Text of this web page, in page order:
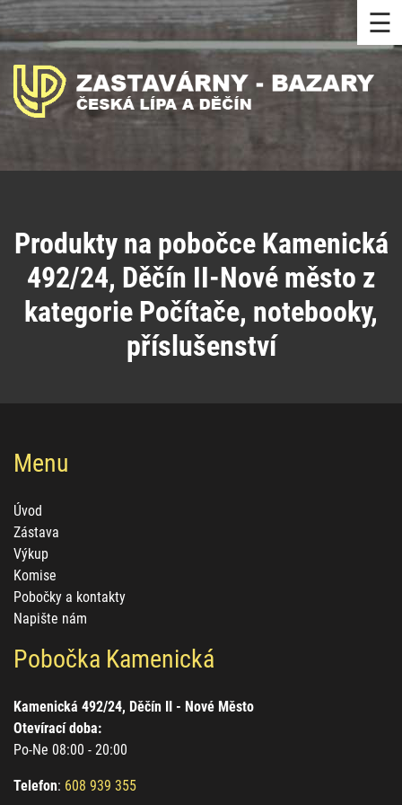
☰
Produkty na pobočce Kamenická
492/24, Děčín II-Nové město z
kategorie Počítače, notebooky,
příslušenství
Menu
Úvod
Zástava
Výkup
Komise
Pobočky a kontakty
Napište nám
Pobočka Kamenická
Kamenická 492/24, Děčín II - Nové Město
Otevírací doba:
Po-Ne 08:00 - 20:00
Telefon: 608 939 355